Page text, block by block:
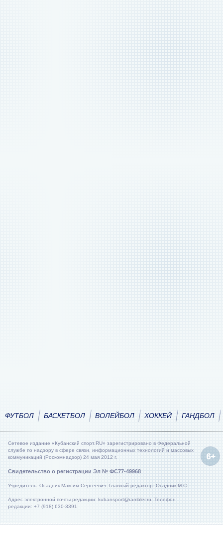
ФУТБОЛ БАСКЕТБОЛ ВОЛЕЙБОЛ ХОККЕЙ ГАНДБОЛ
Сетевое издание «Кубанский спорт.RU» зарегистрировано в Федеральной
службе по надзору в сфере связи, информационных технологий и массовых
коммуникаций (Роскомнадзор) 24 мая 2012 г.
Свидетельство о регистрации Эл № ФС77-49968
Учредитель: Осадник Максим Сергеевич. Главный редактор: Осадник М.С.
Адрес электронной почты редакции: kubansport@rambler.ru. Телефон
редакции: +7 (918) 630-3391